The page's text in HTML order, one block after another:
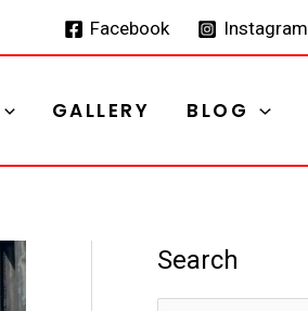
Facebook Instagram
GALLERY BLOG
Search